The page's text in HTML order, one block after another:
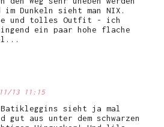
im Dunkeln sieht man NIX.
und tolles Outfit - ich
ein paar hohe flache
13 11:15
sieht ja mal
gut aus unter dem schwarzen